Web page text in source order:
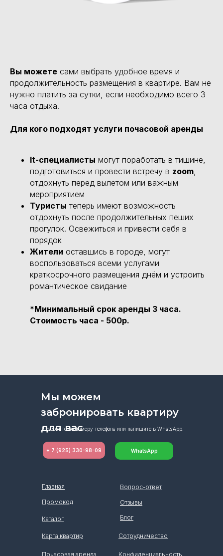
Вы можете сами выбрать удобное время и
продолжительность размещения в квартире. Вам не
нужно платить за сутки, если необходимо всего 3
часа отдыха.
Для кого подходят услуги почасовой аренды
It-специалисты могут поработать в тишине,
подготовиться и провести встречу в zoom,
отдохнуть перед вылетом или важным
мероприятием
Туристы теперь имеют возможность
отдохнуть после продолжительных пеших
прогулок. Освежиться и привести себя в
порядок
Жители оставшись в городе, могут
воспользоваться всеми услугами
краткосрочного размещения днём и устроить
романтическое свидание
*Минимальный срок аренды 3 часа.
Стоимость часа - 500р.
Мы можем
забронировать квартиру
для вас
Позвоните по номеру телефона или напишите в Whats’App:
+ 7 (925) 330-98-09 WhatsApp
Главная
Промокод
Каталог
Карта квартир
Почасовая аренда
Вопрос-ответ
Отзывы
Блог
Сотрудничество
Конфиденциальность